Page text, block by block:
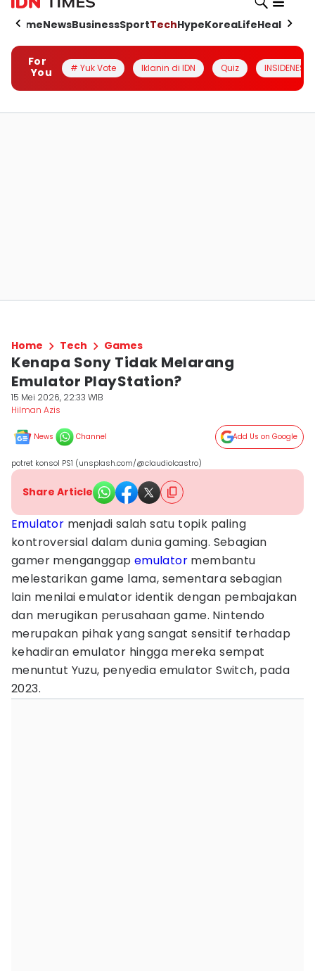
HomeNewsBusinessSportTechHypeKoreaLifeHealth
For
You
# Yuk Vote Iklanin di IDN Quiz INSIDENESIA
Home Tech Games
Kenapa Sony Tidak Melarang
Emulator PlayStation?
15 Mei 2026, 22:33 WIB
Hilman Azis
News Channel Add Us on Google
potret konsol PS1 (unsplash.com/@claudiolcastro)
Share Article
Emulator menjadi salah satu topik paling
kontroversial dalam dunia gaming. Sebagian
gamer menganggap emulator membantu
melestarikan game lama, sementara sebagian
lain menilai emulator identik dengan pembajakan
dan merugikan perusahaan game. Nintendo
merupakan pihak yang sangat sensitif terhadap
kehadiran emulator hingga mereka sempat
menuntut Yuzu, penyedia emulator Switch, pada
2023.